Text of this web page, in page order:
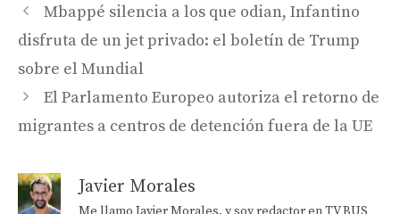
Mbappé silencia a los que odian, Infantino
disfruta de un jet privado: el boletín de Trump
sobre el Mundial
El Parlamento Europeo autoriza el retorno de
migrantes a centros de detención fuera de la UE
Javier Morales